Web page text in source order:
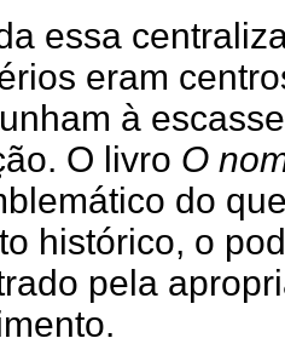
essa
eram
à
O livro O
do
histórico, o
pela